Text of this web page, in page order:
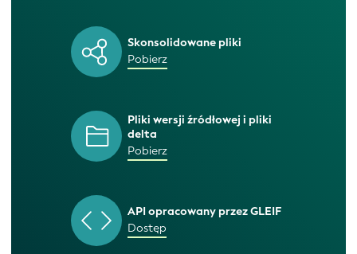
Skonsolidowane pliki
Pobierz
Pliki wersji źródłowej i pliki
delta
Pobierz
API opracowany przez GLEIF
Dostęp